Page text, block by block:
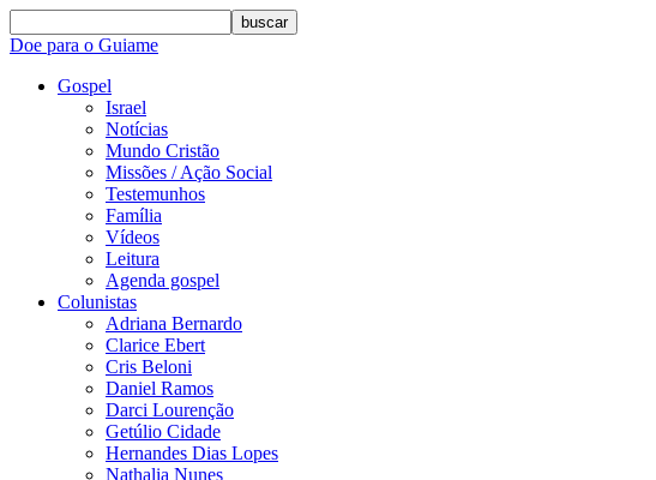
buscar
Doe para o Guiame
Gospel
Israel
Notícias
Mundo Cristão
Missões / Ação Social
Testemunhos
Família
Vídeos
Leitura
Agenda gospel
Colunistas
Adriana Bernardo
Clarice Ebert
Cris Beloni
Daniel Ramos
Darci Lourenção
Getúlio Cidade
Hernandes Dias Lopes
Nathalia Nunes